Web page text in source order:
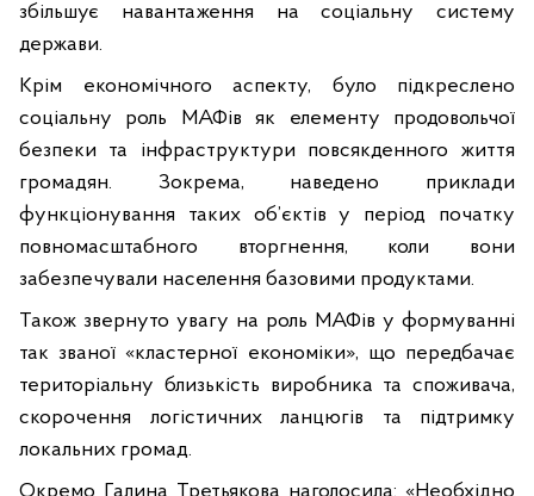
збільшує навантаження на соціальну систему
держави.
Крім економічного аспекту, було підкреслено
соціальну роль МАФів як елементу продовольчої
безпеки та інфраструктури повсякденного життя
громадян. Зокрема, наведено приклади
функціонування таких об’єктів у період початку
повномасштабного вторгнення, коли вони
забезпечували населення базовими продуктами.
Також звернуто увагу на роль МАФів у формуванні
так званої «кластерної економіки», що передбачає
територіальну близькість виробника та споживача,
скорочення логістичних ланцюгів та підтримку
локальних громад.